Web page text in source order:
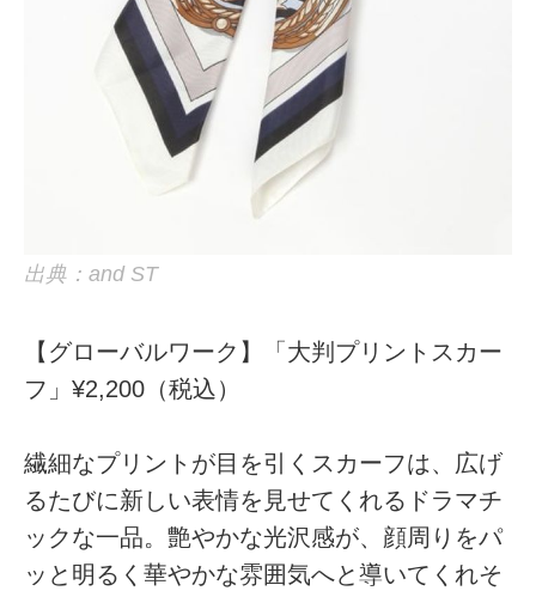
出典：and ST
【グローバルワーク】「大判プリントスカー
フ」¥2,200（税込）
繊細なプリントが目を引くスカーフは、広げ
るたびに新しい表情を見せてくれるドラマチ
ックな一品。艶やかな光沢感が、顔周りをパ
ッと明るく華やかな雰囲気へと導いてくれそ